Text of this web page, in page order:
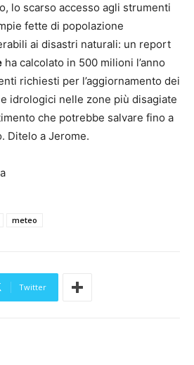
lo scarso accesso agli strumenti
fette di popolazione
ai disastri naturali: un report
ha calcolato in 500 milioni l’anno
richiesti per l’aggiornamento dei
idrologici nelle zone più disagiate
che potrebbe salvare fino a
Ditelo a Jerome.
meteo
Twitter